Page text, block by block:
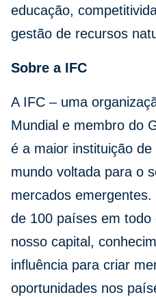
educação,
gestão de recursos
Sobre a IFC
A IFC – uma
Mundial e membro do
é a maior instituição
mundo voltada para o
mercados
de 100 países em todo
nosso capital,
influência para criar
oportunidades nos